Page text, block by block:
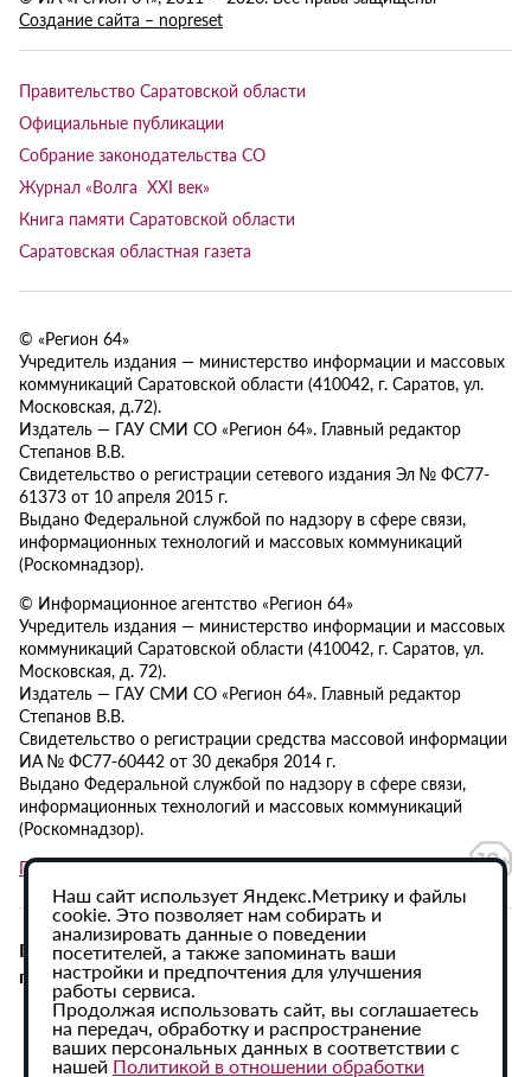
Создание сайта – nopreset
Правительство Саратовской области
Официальные публикации
Собрание законодательства СО
Журнал «Волга XXI век»
Книга памяти Саратовской области
Саратовская областная газета
© «Регион 64»
Учредитель издания — министерство информации и массовых
коммуникаций Саратовской области (410042, г. Саратов, ул.
Московская, д.72).
Издатель — ГАУ СМИ СО «Регион 64». Главный редактор
Степанов В.В.
Свидетельство о регистрации сетевого издания Эл № ФС77-
61373 от 10 апреля 2015 г.
Выдано Федеральной службой по надзору в сфере связи,
информационных технологий и массовых коммуникаций
(Роскомнадзор).
© Информационное агентство «Регион 64»
Учредитель издания — министерство информации и массовых
коммуникаций Саратовской области (410042, г. Саратов, ул.
Московская, д. 72).
Издатель — ГАУ СМИ СО «Регион 64». Главный редактор
Степанов В.В.
Свидетельство о регистрации средства массовой информации
ИА № ФС77-60442 от 30 декабря 2014 г.
Выдано Федеральной службой по надзору в сфере связи,
информационных технологий и массовых коммуникаций
(Роскомнадзор).
Политика в отношении обработки персональных данных
При использовании материалов сайта активная
гиперссылка на ИА «Регион 64» обязательна.
Наш сайт использует Яндекс.Метрику и файлы
cookie. Это позволяет нам собирать и
анализировать данные о поведении
посетителей, а также запоминать ваши
настройки и предпочтения для улучшения
работы сервиса.
Продолжая использовать сайт, вы соглашаетесь
на передач, обработку и распространение
ваших персональных данных в соответствии с
нашей Политикой в отношении обработки